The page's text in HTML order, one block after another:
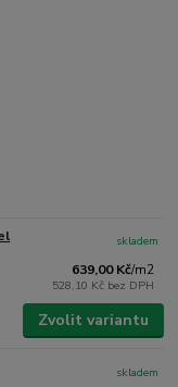
639,00 Kč/m2
528,10 Kč bez DPH
skladem
Zvolit variantu
skladem